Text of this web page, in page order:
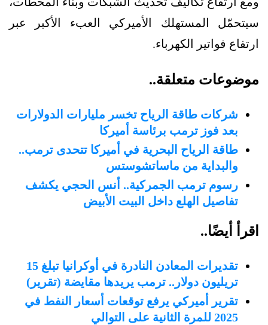
سيتحمّل المستهلك الأميركي العبء الأكبر عبر
ارتفاع فواتير الكهرباء.
موضوعات متعلقة..
شركات طاقة الرياح تخسر مليارات الدولارات
بعد فوز ترمب برئاسة أميركا
طاقة الرياح البحرية في أميركا تتحدى ترمب..
والبداية من ماساتشوستس
رسوم ترمب الجمركية.. أنس الحجي يكشف
تفاصيل الهلع داخل البيت الأبيض
اقرأ أيضًا..
تقديرات المعادن النادرة في أوكرانيا تبلغ 15
تريليون دولار.. ترمب يريدها مقايضة (تقرير)
تقرير أميركي يرفع توقعات أسعار النفط في
2025 للمرة الثانية على التوالي